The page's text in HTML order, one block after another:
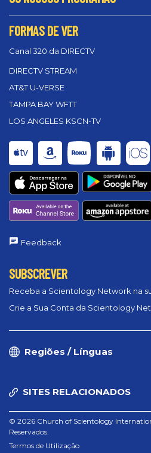
FORMAS DE VER
Canal 320 da DIRECTV
DIRECTV STREAM
AT&T U-VERSE
TAMPA BAY WFTT
LOS ANGELES KSCN-TV
Feedback
SUBSCREVER
Receba a Scientology Network na
Crie a Sua Conta da Scientology
Regiões / Línguas
SITES RELACIONADOS
© 2026 Church of Scientology
Reservados.
Termos de Utilização